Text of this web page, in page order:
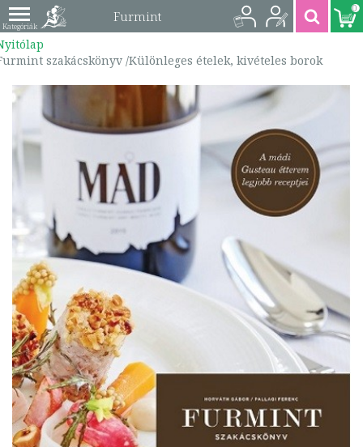
Furmint
/Különleges ételek,
kivételes borok |
0
szakácskönyv /Különleges ételek, kivételes borok